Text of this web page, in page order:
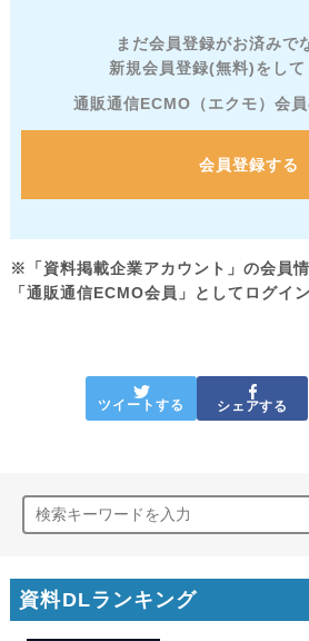
まだ会員登録がお済みで
新規会員登録(無料)をして
通販通信ECMO（エクモ）会
会員登録する
※「資料掲載企業アカウント」の会員
「通販通信ECMO会員」としてログイ
ツイートする シェアする
資料DLランキング